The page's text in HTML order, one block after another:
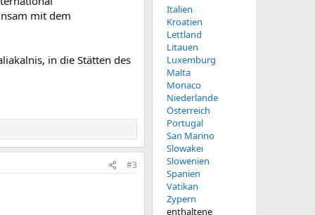
mit dem
in die Stätten des
#3
Italien
Kroatien
Lettland
Litauen
Luxemburg
Malta
Monaco
Niederlande
Österreich
Portugal
San Marino
Slowakei
Slowenien
Spanien
Vatikan
Zypern
enthaltene